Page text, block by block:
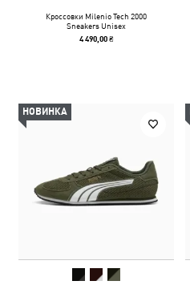
Кроссовки Milenio Tech 2000
Sneakers Unisex
4 490,00 ₴
НОВИНКА